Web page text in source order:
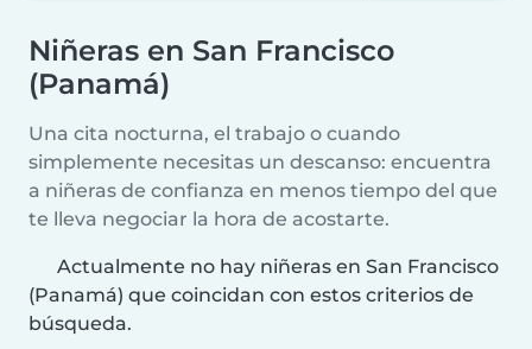
Niñeras en San Francisco
(Panamá)
Una cita nocturna, el trabajo o cuando
simplemente necesitas un descanso: encuentra
a niñeras de confianza en menos tiempo del que
te lleva negociar la hora de acostarte.
Actualmente no hay niñeras en San Francisco
(Panamá) que coincidan con estos criterios de
búsqueda.